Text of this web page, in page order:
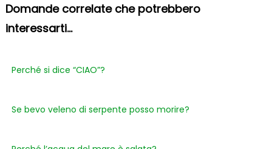
Domande correlate che potrebbero
interessarti...
Perché si dice “CIAO”?
Se bevo veleno di serpente posso morire?